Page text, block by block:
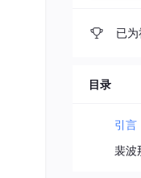
已
目录
引言
裴波